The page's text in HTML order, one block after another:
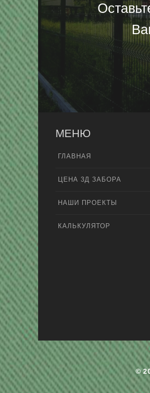
МЕНЮ
ГЛАВНАЯ
ЦЕНА 3Д ЗАБОРА
НАШИ ПРОЕКТЫ
КАЛЬКУЛЯТОР
©